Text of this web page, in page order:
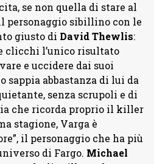
se non quella di stare al
personaggio sibillino con le
giusto di David Thewlis:
clicchi l’unico risultato
e uccidere dai suoi
sappia abbastanza di lui da
senza scrupoli e di
che ricorda proprio il killer
stagione, Varga è
il personaggio che ha più
di Fargo. Michael